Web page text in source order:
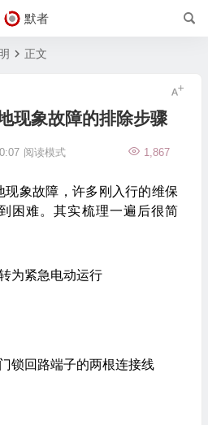
默者
正文
现象故障的排除步骤
1,867
阅读模式
象故障，许多刚入行的维保
困难。其实梳理一遍后很简
紧急电动运行
回路端子的两根连接线